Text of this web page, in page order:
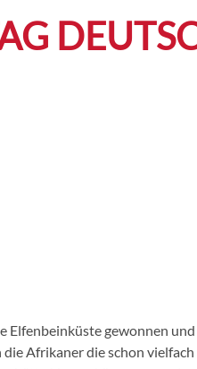
gewonnen
Afrikaner die schon